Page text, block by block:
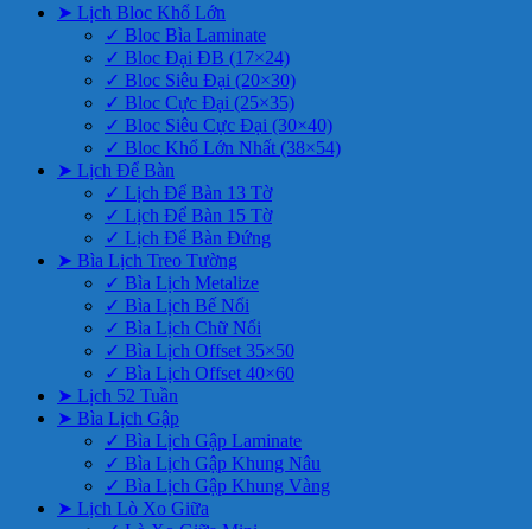
➤ Lịch Bloc Khổ Lớn
✓ Bloc Bìa Laminate
✓ Bloc Đại ĐB (17×24)
✓ Bloc Siêu Đại (20×30)
✓ Bloc Cực Đại (25×35)
✓ Bloc Siêu Cực Đại (30×40)
✓ Bloc Khổ Lớn Nhất (38×54)
➤ Lịch Để Bàn
✓ Lịch Để Bàn 13 Tờ
✓ Lịch Để Bàn 15 Tờ
✓ Lịch Để Bàn Đứng
➤ Bìa Lịch Treo Tường
✓ Bìa Lịch Metalize
✓ Bìa Lịch Bế Nổi
✓ Bìa Lịch Chữ Nổi
✓ Bìa Lịch Offset 35×50
✓ Bìa Lịch Offset 40×60
➤ Lịch 52 Tuần
➤ Bìa Lịch Gập
✓ Bìa Lịch Gập Laminate
✓ Bìa Lịch Gập Khung Nâu
✓ Bìa Lịch Gập Khung Vàng
➤ Lịch Lò Xo Giữa